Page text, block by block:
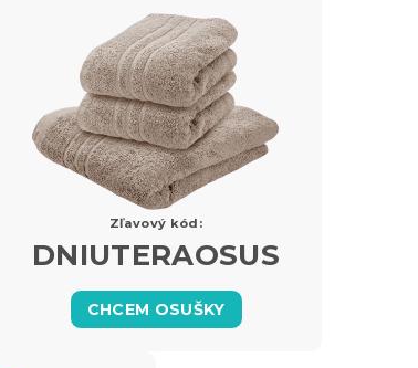
Zľavový kód:
DNIUTERAOSUS
CHCEM OSUŠKY